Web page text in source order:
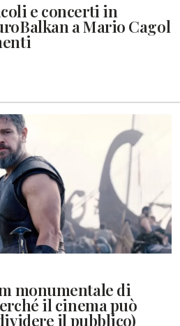
e concerti in
a Mario Cagol
monumentale di
il cinema può
il pubblico)